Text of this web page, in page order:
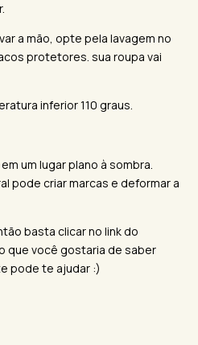
a mão, opte pela lavagem no
protetores. sua roupa vai
inferior 110 graus.
um lugar plano à sombra.
pode criar marcas e deformar a
basta clicar no link do
que você gostaria de saber
pode te ajudar :)